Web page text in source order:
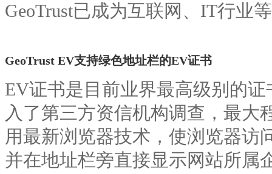
GeoTrust已成为互联网、IT行业
GeoTrust EV支持绿色地址栏的EV证书
EV证书是目前业界最高级别的
入了第三方资信机构调查，最大
用最新浏览器技术，使浏览器访
并在地址栏旁直接显示网站所属